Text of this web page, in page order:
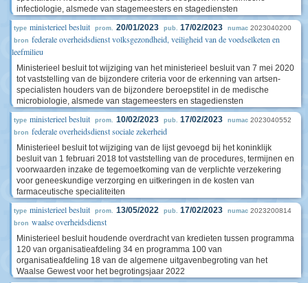
infectiologie, alsmede van stagemeesters en stagediensten
type ministerieel besluit prom. 20/01/2023 pub. 17/02/2023 numac 2023040200
bron federale overheidsdienst volksgezondheid, veiligheid van de voedselketen en
leefmilieu
Ministerieel besluit tot wijziging van het ministerieel besluit van 7 mei 2020
tot vaststelling van de bijzondere criteria voor de erkenning van artsen-
specialisten houders van de bijzondere beroepstitel in de medische
microbiologie, alsmede van stagemeesters en stagediensten
type ministerieel besluit prom. 10/02/2023 pub. 17/02/2023 numac 2023040552
bron federale overheidsdienst sociale zekerheid
Ministerieel besluit tot wijziging van de lijst gevoegd bij het koninklijk
besluit van 1 februari 2018 tot vaststelling van de procedures, termijnen en
voorwaarden inzake de tegemoetkoming van de verplichte verzekering
voor geneeskundige verzorging en uitkeringen in de kosten van
farmaceutische specialiteiten
type ministerieel besluit prom. 13/05/2022 pub. 17/02/2023 numac 2023200814
bron waalse overheidsdienst
Ministerieel besluit houdende overdracht van kredieten tussen programma
120 van organisatieafdeling 34 en programma 100 van
organisatieafdeling 18 van de algemene uitgavenbegroting van het
Waalse Gewest voor het begrotingsjaar 2022